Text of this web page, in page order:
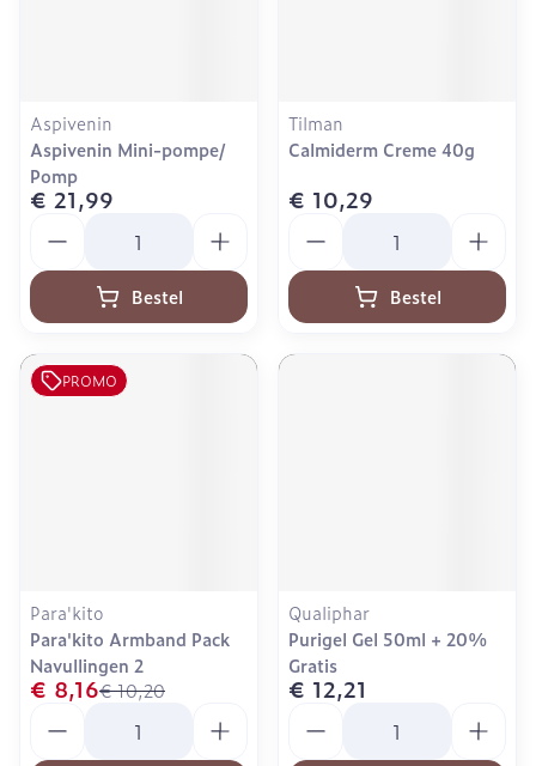
Aspivenin
Aspivenin Mini-pompe/
Pomp
€ 21,99
Bestel
Tilman
Calmiderm Creme 40g
€ 10,29
Bestel
PROMO
Para'kito
Para'kito Armband Pack
Navullingen 2
€ 10,20
€ 8,16
Qualiphar
Purigel Gel 50ml + 20%
Gratis
€ 12,21